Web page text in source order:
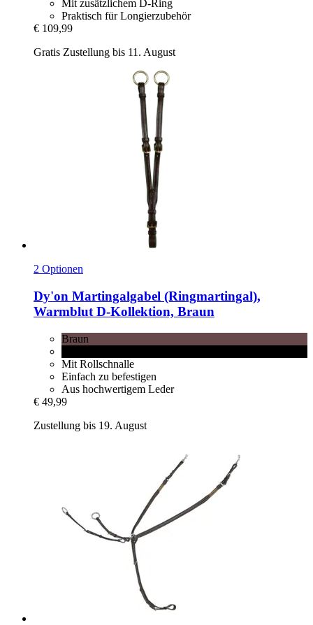
Mit zusätzlichem D-Ring
Praktisch für Longierzubehör
€ 109,99
Gratis Zustellung bis 11. August
2 Optionen
Dy'on Martingalgabel (Ringmartingal),
Warmblut D-​Kollektion, Braun
Braun
Mit Rollschnalle
Einfach zu befestigen
Aus hochwertigem Leder
€ 49,99
Zustellung bis 19. August